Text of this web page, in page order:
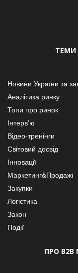
ТЕМИ
Новини України та
Аналітика ринку
Топи про ринок
Інтерв’ю
Відео-тренінги
Світовий досвід
Інновації
Маркетинг&Продажі
Закупки
Логістика
Закон
Події
ПРО В2В